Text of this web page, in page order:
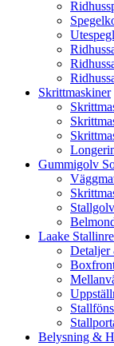
Skrittmaskiner
Gummigolv
Stallgolv
Laake
Belysning &